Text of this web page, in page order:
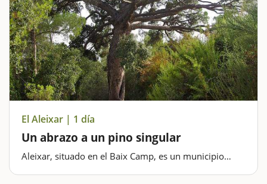
El Aleixar | 1 día
Un abrazo a un pino singular
Aleixar, situado en el Baix Camp, es un municipio